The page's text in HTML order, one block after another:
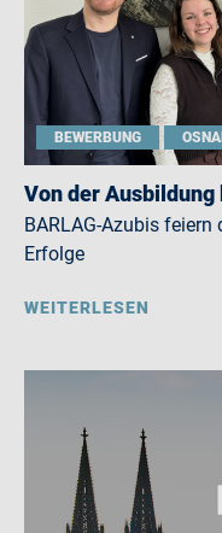
BEWERBUNG
Von der
BARLAG-Azubis
Erfolge
WEITERLESEN